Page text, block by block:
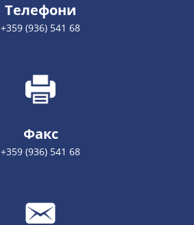
Телефони
+359 (936) 541 68
Факс
+359 (936) 541 68